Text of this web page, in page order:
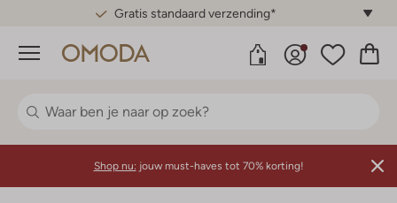
Gratis standaard verzending*
Menu
Shop nu: jouw must-haves tot 70% korting!